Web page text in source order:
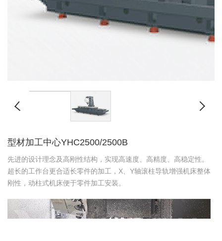
型材加工中心YHC2500/2500B
先进的设计理念及高刚性结构，实现高速度、高精度、高稳定性。
超长的工作台更合适长零件的加工，X、Y轴滚柱导轨增强机床整体
刚性，动柱式机床便于零件加工安装。